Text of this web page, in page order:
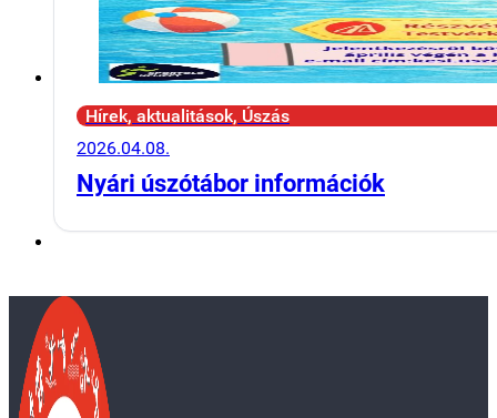
Hírek, aktualitások, Úszás
2026.04.08.
Nyári úszótábor információk